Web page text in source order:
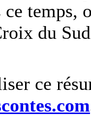
ce temps,
du
ce